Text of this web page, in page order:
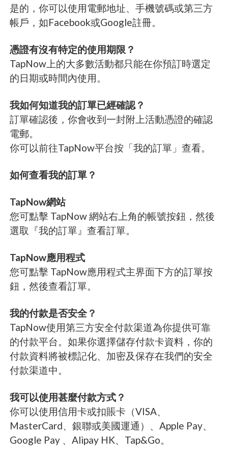
是的，你可以使用電郵地址、手機號碼或第三方
帳戶，如Facebook或Google註冊。
憑證有沒有特定的使用期限？
TapNow上的大多數活動都只能在你預訂時選定
的日期或時間內使用。
我如何知道我的訂單已經確認？
訂單確認後，你會收到一封附上活動憑證的確認
電郵。
你可以前往TapNow平台按「我的訂單」查看。
如何查看我的訂單？
TapNow網站
您可點擊 TapNow 網站右上角的帳號按鈕，然後
選取『我的訂單』查看訂單。
TapNow應用程式
您可點擊 TapNow應用程式主界面下方的訂單按
鈕，然後查看訂單。
我的付款是否安全？
TapNow使用第三方安全付款渠道為你提供可靠
的付款平台。如果你選擇儲存付款卡資料，你的
付款資料將被標記化、加密及保存在我們的安全
付款渠道中。
我可以使用甚麼付款方式？
你可以使用信用卡或扣賬卡（VISA、
MasterCard、銀聯或美國運通）、Apple Pay、
Google Pay 、Alipay HK、Tap&Go。